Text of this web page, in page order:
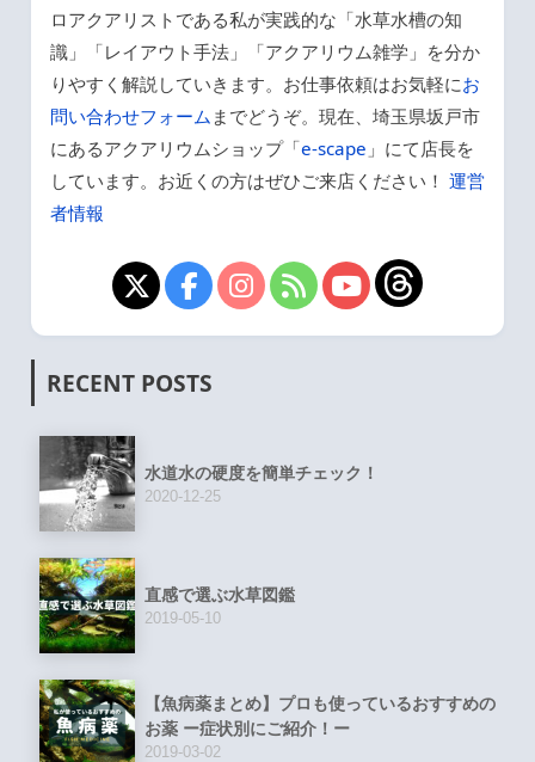
ロアクアリストである私が実践的な「水草水槽の知
識」「レイアウト手法」「アクアリウム雑学」を分か
りやすく解説していきます。お仕事依頼はお気軽にお
問い合わせフォーム までどうぞ。現在、埼玉県坂戸市
にあるアクアリウムショップ「e-scape 」にて店長を
しています。お近くの方はぜひご来店ください！ 運営
者情報
RECENT POSTS
水道水の硬度を簡単チェック！
2020-12-25
直感で選ぶ水草図鑑
2019-05-10
【魚病薬まとめ】プロも使っているおすすめの
お薬 ー症状別にご紹介！ー
2019-03-02